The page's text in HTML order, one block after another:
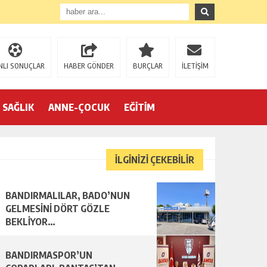
SONUÇLAR HABER GÖNDER BURÇLAR İLETİŞİM
SAĞLIK ANNE-ÇOCUK EĞİTİM
İLGİNİZİ ÇEKEBİLİR
BANDIRMALILAR, BADO’NUN
GELMESİNİ DÖRT GÖZLE
BEKLİYOR…
BANDIRMASPOR’UN